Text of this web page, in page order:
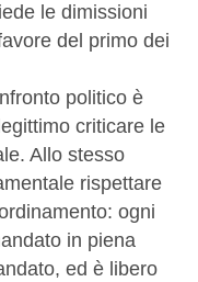
le dimissioni
del primo dei
politico è
criticare le
Allo stesso
rispettare
ogni
in piena
ed è libero